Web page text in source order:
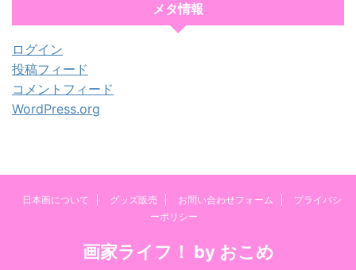
メタ情報
ログイン
投稿フィード
コメントフィード
WordPress.org
日本画について グッズ販売 お問い合わせフォーム
プライバシ
ーポリシー
画家ライフ！ by おこめ